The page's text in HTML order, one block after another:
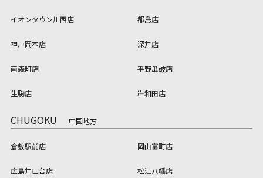
イオンタウン川西店 都島店
神戸岡本店 深井店
南森町店 平野瓜破店
生駒店 岸和田店
CHUGOKU 中国地方
倉敷駅前店 岡山富町店
広島井口台店 松江八幡店